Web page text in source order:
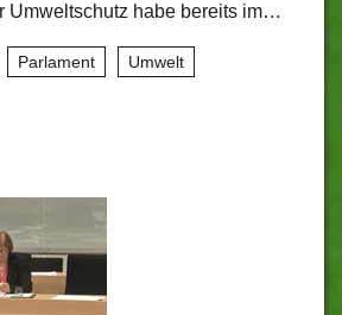
Umweltschutz habe bereits im…
Parlament Umwelt